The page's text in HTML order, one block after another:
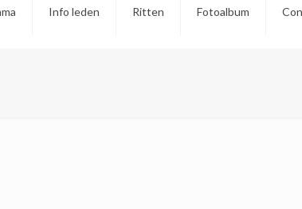
Info leden Ritten Fotoalbum